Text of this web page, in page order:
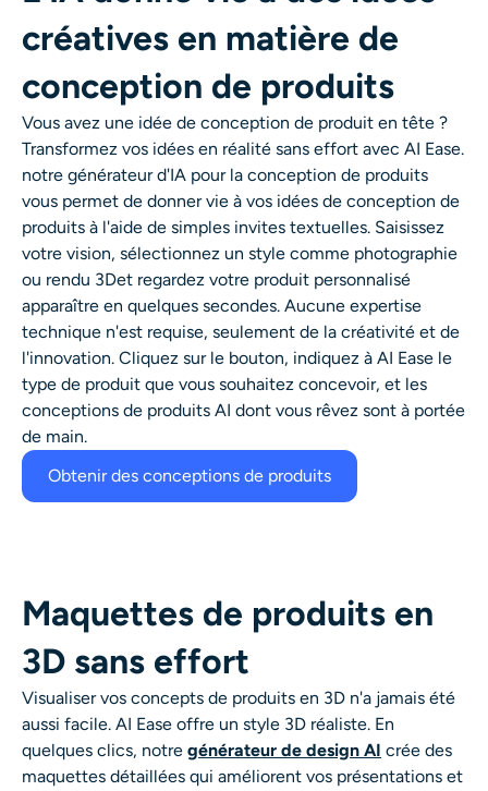
créatives en matière de
conception de produits
Vous avez une idée de conception de produit en tête ?
Transformez vos idées en réalité sans effort avec AI Ease.
notre générateur d'IA pour la conception de produits
vous permet de donner vie à vos idées de conception de
produits à l'aide de simples invites textuelles. Saisissez
votre vision, sélectionnez un style comme photographie
ou rendu 3Det regardez votre produit personnalisé
apparaître en quelques secondes. Aucune expertise
technique n'est requise, seulement de la créativité et de
l'innovation. Cliquez sur le bouton, indiquez à AI Ease le
type de produit que vous souhaitez concevoir, et les
conceptions de produits AI dont vous rêvez sont à portée
de main.
Obtenir des conceptions de produits
Maquettes de produits en
3D sans effort
Visualiser vos concepts de produits en 3D n'a jamais été
aussi facile. AI Ease offre un style 3D réaliste. En
quelques clics, notre générateur de design AI crée des
maquettes détaillées qui améliorent vos présentations et